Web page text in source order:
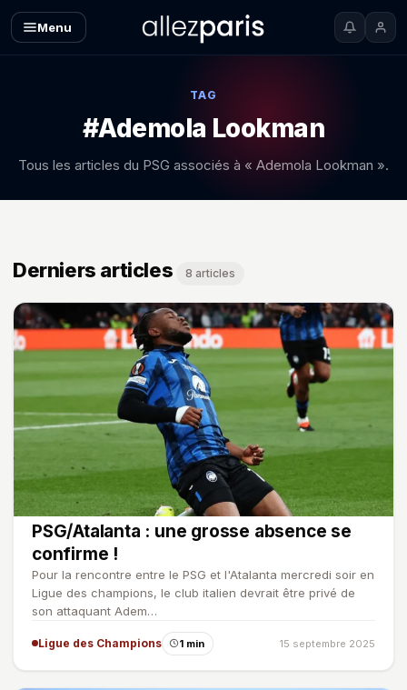
Menu
TAG
#Ademola Lookman
Tous les articles du PSG associés à « Ademola Lookman ».
Derniers articles 8 articles
PSG/Atalanta : une grosse absence se
confirme !
Pour la rencontre entre le PSG et l'Atalanta mercredi soir en
Ligue des champions, le club italien devrait être privé de
son attaquant Adem…
Ligue des Champions 1 min 15 septembre 2025